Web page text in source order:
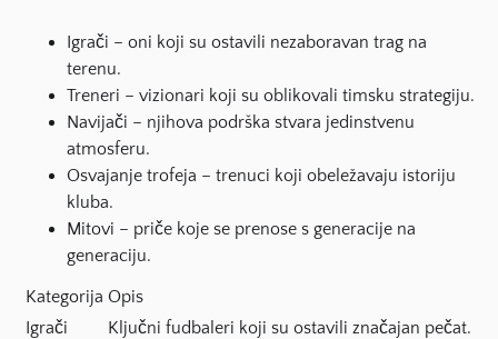
Igrači – oni koji su ostavili nezaboravan trag na
terenu.
Treneri – vizionari koji su oblikovali timsku strategiju.
Navijači – njihova podrška stvara jedinstvenu
atmosferu.
Osvajanje trofeja – trenuci koji obeležavaju istoriju
kluba.
Mitovi – priče koje se prenose s generacije na
generaciju.
Kategorija Opis
Igrači
Ključni fudbaleri koji su ostavili značajan pečat.